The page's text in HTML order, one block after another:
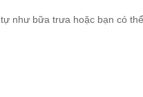
như bữa trưa hoặc bạn có